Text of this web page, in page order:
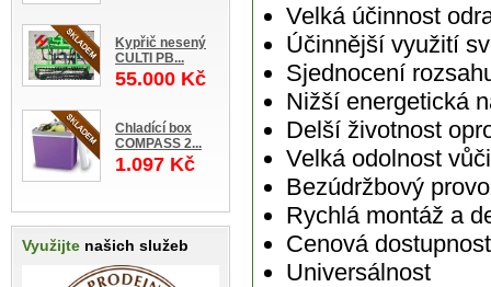
Kypřič nesený
CULTI PB...
55.000 Kč
Chladící box
COMPASS 2...
1.097 Kč
Využijte našich služeb
Velká účinnost
Účinnější využití
Sjednocení
Nižší energetická
Delší životnost
Velká odolnost
Bezúdržbový
Rychlá montáž a
Cenová dostupnost
Universálnost